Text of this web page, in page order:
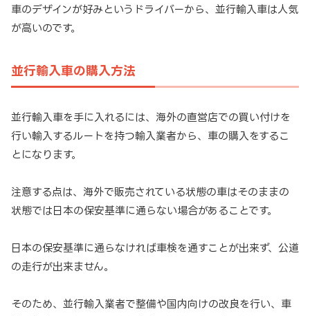
車のデザインが好みというドライバーから、並行輸入車は人気
が高いのです。
並行輸入車の購入方法
並行輸入車を手に入れるには、海外の直営店での買い付けを
行い輸入するルートを持つ輸入業者から、車の購入をするこ
とになります。
注意する点は、海外で販売されている状態の車はそのままの
状態では日本の保安基準に通らない場合があることです。
日本の保安基準に通らなければ車検を通すことが出来ず、公道
の走行が出来ません。
そのため、並行輸入業者で整備や国内向けの改良を行い、車